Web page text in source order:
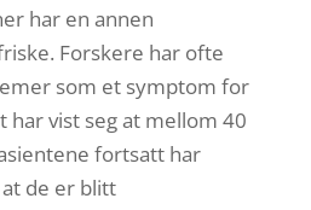
har en annen
Forskere har ofte
som et symptom for
har vist seg at mellom 40
fortsatt har
de er blitt